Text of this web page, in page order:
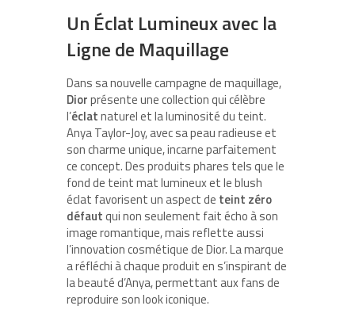
Un Éclat Lumineux avec la
Ligne de Maquillage
Dans sa nouvelle campagne de maquillage,
Diorprésente une collection qui célèbre
l’éclatnaturel et la luminosité du teint.
Anya Taylor-Joy, avec sa peau radieuse et
son charme unique, incarne parfaitement
ce concept. Des produits phares tels que le
fond de teint mat lumineux et le blush
éclat favorisent un aspect de teint zéro
défautqui non seulement fait écho à son
image romantique, mais reflette aussi
l’innovation cosmétique de Dior. La marque
a réfléchi à chaque produit en s’inspirant de
la beauté d’Anya, permettant aux fans de
reproduire son look iconique.